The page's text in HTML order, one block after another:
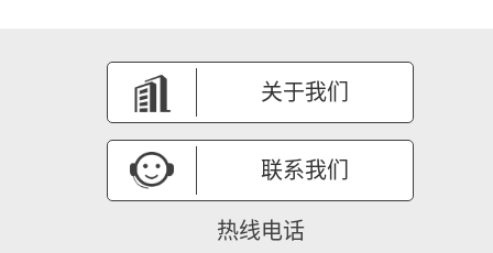
关于我们
联系我们
热线电话